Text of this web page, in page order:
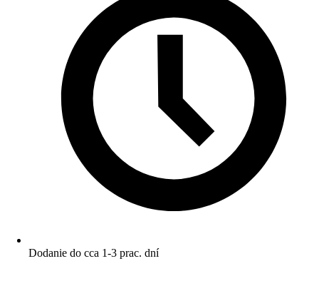
Dodanie do cca 1-3 prac. dní